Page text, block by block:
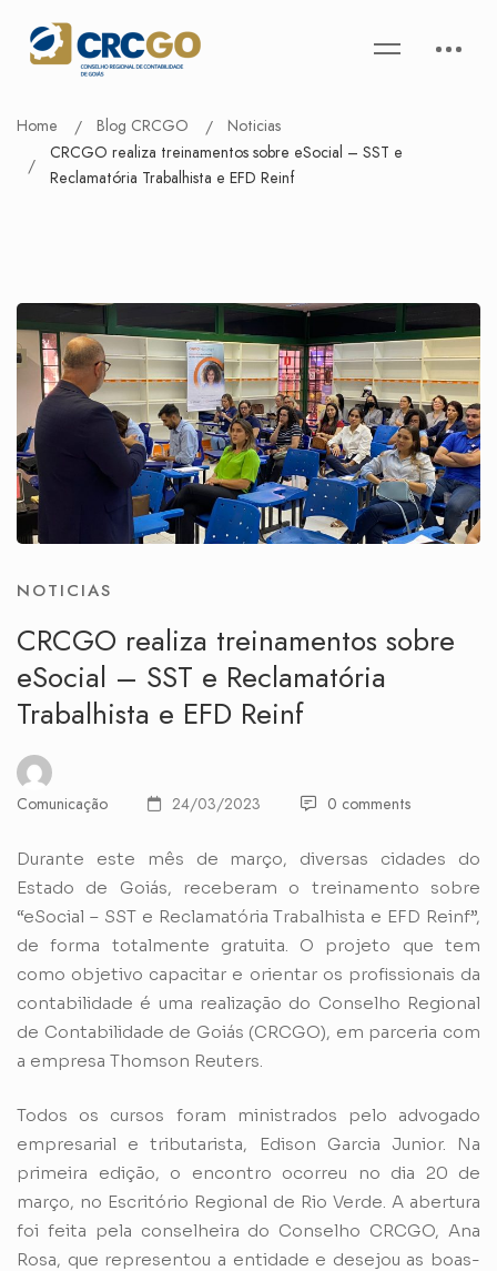
Home Blog CRCGO
Noticias
CRCGO realiza treinamentos sobre eSocial – SST e
Reclamatória Trabalhista e EFD Reinf
NOTICIAS
CRCGO realiza treinamentos sobre
eSocial – SST e Reclamatória
Trabalhista e EFD Reinf
Comunicação 24/03/2023 0 comments
Durante este mês de março, diversas cidades do
Estado de Goiás, receberam o treinamento sobre
“eSocial – SST e Reclamatória Trabalhista e EFD Reinf”,
de forma totalmente gratuita. O projeto que tem
como objetivo capacitar e orientar os profissionais da
contabilidade é uma realização do Conselho Regional
de Contabilidade de Goiás (CRCGO), em parceria com
a empresa Thomson Reuters.
Todos os cursos foram ministrados pelo advogado
empresarial e tributarista, Edison Garcia Junior. Na
primeira edição, o encontro ocorreu no dia 20 de
março, no Escritório Regional de Rio Verde. A abertura
foi feita pela conselheira do Conselho CRCGO, Ana
Rosa, que representou a entidade e desejou as boas-